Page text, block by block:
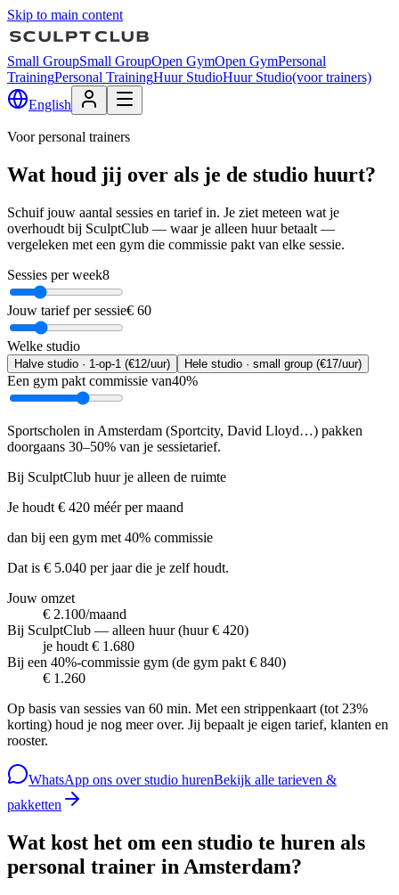
Skip to main content
Small GroupSmall GroupOpen GymOpen GymPersonal
TrainingPersonal TrainingHuur StudioHuur Studio(voor trainers)
English
Voor personal trainers
Wat houd jij over als je de studio huurt?
Schuif jouw aantal sessies en tarief in. Je ziet meteen wat je
overhoudt bij SculptClub — waar je alleen huur betaalt —
vergeleken met een gym die commissie pakt van elke sessie.
Sessies per week8
Jouw tarief per sessie€ 60
Welke studio
Halve studio · 1-op-1 (€12/uur) Hele studio · small group (€17/uur)
Een gym pakt commissie van40%
Sportscholen in Amsterdam (Sportcity, David Lloyd…) pakken
doorgaans 30–50% van je sessietarief.
Bij SculptClub huur je alleen de ruimte
Je houdt € 420 méér per maand
dan bij een gym met 40% commissie
Dat is € 5.040 per jaar die je zelf houdt.
Jouw omzet
€ 2.100/maand
Bij SculptClub — alleen huur (huur € 420)
je houdt € 1.680
Bij een 40%-commissie gym (de gym pakt € 840)
€ 1.260
Op basis van sessies van 60 min. Met een strippenkaart (tot 23%
korting) houd je nog meer over. Jij bepaalt je eigen tarief, klanten en
rooster.
WhatsApp ons over studio hurenBekijk alle tarieven &
pakketten
Wat kost het om een studio te huren als
personal trainer in Amsterdam?